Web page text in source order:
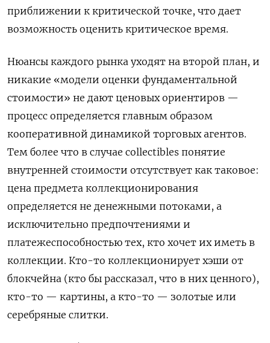
приближении к критической точке, что дает
возможность оценить критическое время.
Нюансы каждого рынка уходят на второй план, и
никакие «модели оценки фундаментальной
стоимости» не дают ценовых ориентиров —
процесс определяется главным образом
кооперативной динамикой торговых агентов.
Тем более что в случае collectibles понятие
внутренней стоимости отсутствует как таковое:
цена предмета коллекционирования
определяется не денежными потоками, а
исключительно предпочтениями и
платежеспособностью тех, кто хочет их иметь в
коллекции. Кто-то коллекционирует хэши от
блокчейна (кто бы рассказал, что в них ценного),
кто-то — картины, а кто-то — золотые или
серебряные слитки.